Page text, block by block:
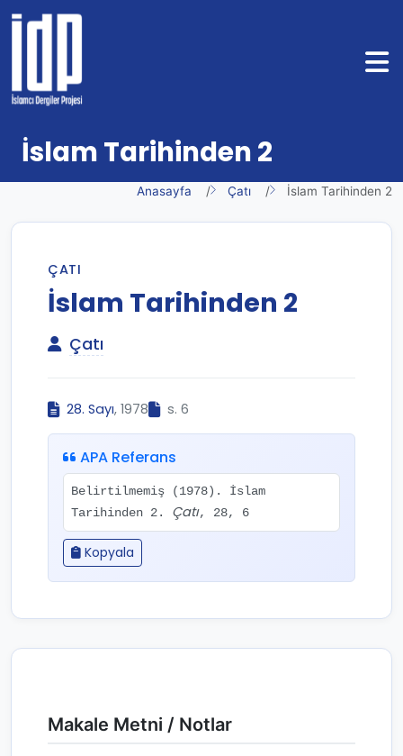
İslam Tarihinden 2
Anasayfa Çatı İslam Tarihinden 2
ÇATI
İslam Tarihinden 2
Çatı
28. Sayı, 1978 s. 6
APA Referans
Belirtilmemiş (1978). İslam
Tarihinden 2. Çatı, 28, 6
Kopyala
Makale Metni / Notlar